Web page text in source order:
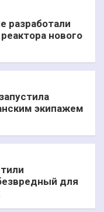
разработали
нового
экипажем
для